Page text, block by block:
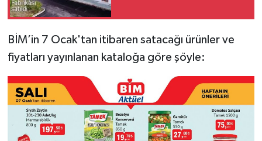
BİM’in 7 Ocak'tan itibaren satacağı ürünler ve
fiyatları yayınlanan kataloğa göre şöyle: